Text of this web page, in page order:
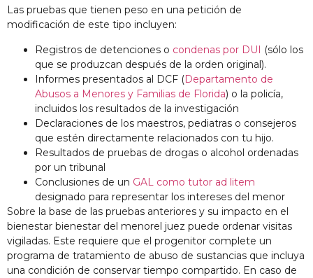
Las pruebas que tienen peso en una petición de
modificación de este tipo incluyen:
Registros de detenciones o condenas por DUI (sólo los
que se produzcan después de la orden original).
Informes presentados al DCF (Departamento de
Abusos a Menores y Familias de Florida) o la policía,
incluidos los resultados de la investigación
Declaraciones de los maestros, pediatras o consejeros
que estén directamente relacionados con tu hijo.
Resultados de pruebas de drogas o alcohol ordenadas
por un tribunal
Conclusiones de un GAL como tutor ad litem
designado para representar los intereses del menor
Sobre la base de las pruebas anteriores y su impacto en el
bienestar bienestar del menorel juez puede ordenar visitas
vigiladas. Este requiere que el progenitor complete un
programa de tratamiento de abuso de sustancias que incluya
una condición de conservar tiempo compartido. En caso de